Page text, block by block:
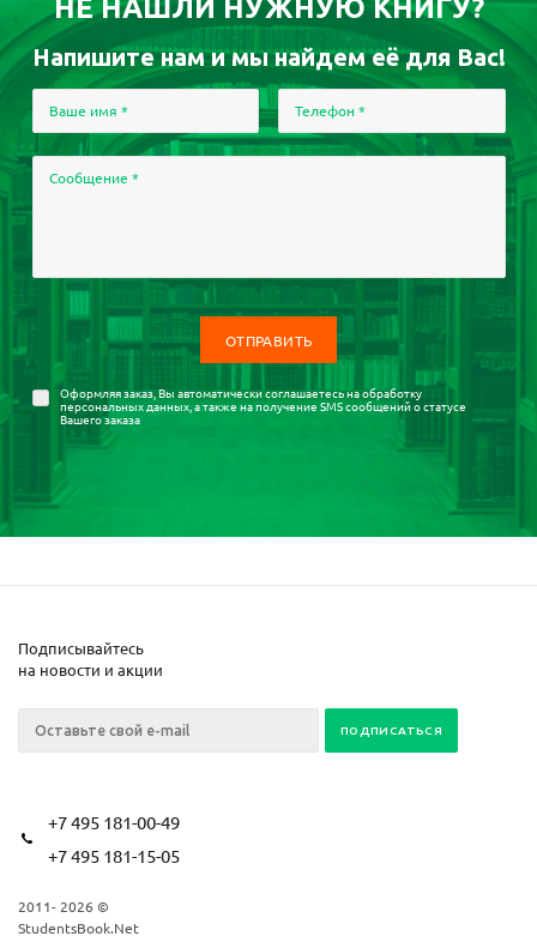
НЕ НАШЛИ НУЖНУЮ КНИГУ?
Напишите нам и мы найдем её для Вас!
Ваше имя * Телефон *
Сообщение *
Оформляя заказ, Вы автоматически соглашаетесь наобработку
персональных данных, а также на получение SMS сообщений о статусе
Вашего заказа
Подписывайтесь
на новости и акции
+7 495 181-00-49
+7 495 181-15-05
2011- 2026 ©
StudentsBook.Net